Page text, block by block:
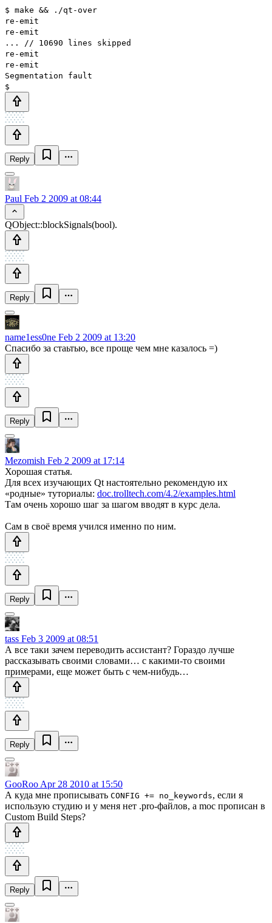
$ make && ./qt-over
re-emit
re-emit
... // 10690 lines skipped
re-emit
re-emit
Segmentation fault
$
Reply
Paul Feb 2 2009 at 08:44
QObject::blockSignals(bool).
Reply
name1ess0ne Feb 2 2009 at 13:20
Спасибо за стаьтью, все проще чем мне казалось =)
Reply
Mezomish Feb 2 2009 at 17:14
Хорошая статья.
Для всех изучающих Qt настоятельно рекомендую их
«родные» туториалы: doc.trolltech.com/4.2/examples.html
Там очень хорошо шаг за шагом вводят в курс дела.
Сам в своё время учился именно по ним.
Reply
tass Feb 3 2009 at 08:51
А все таки зачем переводить ассистант? Гораздо лучше
рассказывать своими словами… с какими-то своими
примерами, еще может быть с чем-нибудь…
Reply
GooRoo Apr 28 2010 at 15:50
А куда мне прописывать CONFIG += no_keywords, если я
использую студию и у меня нет .pro-файлов, а moc прописан в
Custom Build Steps?
Reply